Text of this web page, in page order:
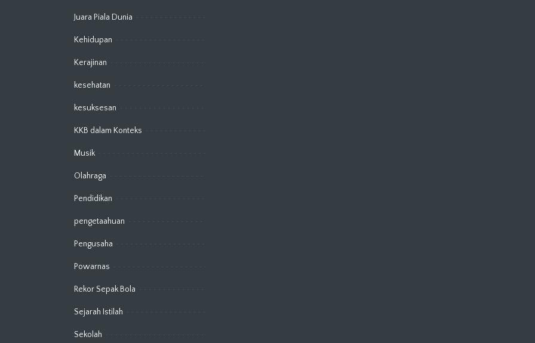
Juara Piala Dunia
Kehidupan
Kerajinan
kesehatan
kesuksesan
KKB dalam Konteks
Musik
Olahraga
Pendidikan
pengetaahuan
Pengusaha
Powarnas
Rekor Sepak Bola
Sejarah Istilah
Sekolah